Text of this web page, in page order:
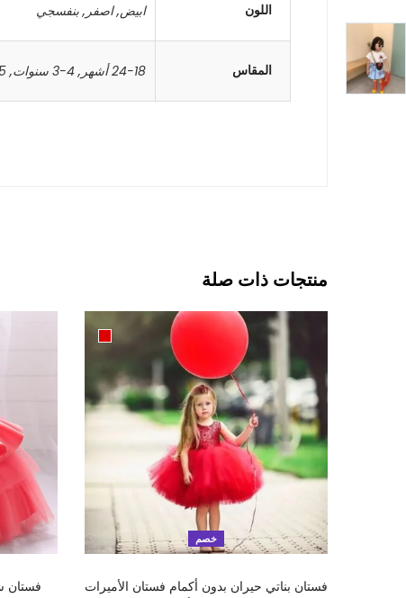
اللون ابيض,اصفر ,بنفسجي
المقاس 24-18 أشهر ,4-3 سنوات ,
5-4
منتجات ذات صلة
فستان
خصم
فستان بناتي حيران بدون أكمام فستان الأميرات
تحديد أحد الخيارات